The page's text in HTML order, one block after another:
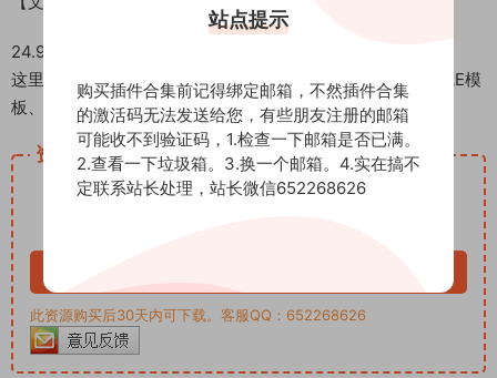
24.9M
这里是后期屋资源站，欢迎您来后期屋下载影视后期资源（AE模
板、PR模板、音视频频素材各种插件等）
资源下载
下载价格 12.99积分
此资源购买后30天内可下载。客服QQ：652268626
站点提示
购买插件合集前记得绑定邮箱，不然插件合集
的激活码无法发送给您，有些朋友注册的邮箱
可能收不到验证码，1.检查一下邮箱是否已满。
2.查看一下垃圾箱。3.换一个邮箱。4.实在搞不
定联系站长处理，站长微信652268626